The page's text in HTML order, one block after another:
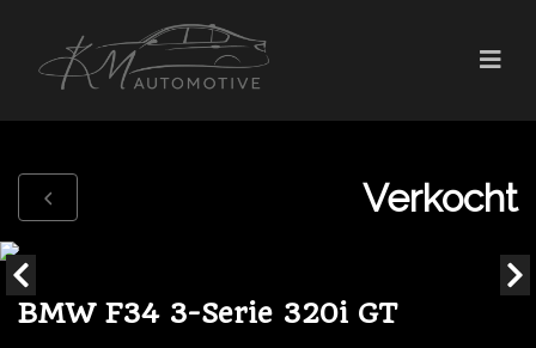
Verkocht
BMW F34 3-Serie 320i GT